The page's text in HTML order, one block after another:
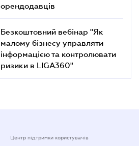
орендодавців
Безкоштовний вебінар "Як
малому бізнесу управляти
інформацією та контролювати
ризики в LIGA360"
Центр підтримки користувачів